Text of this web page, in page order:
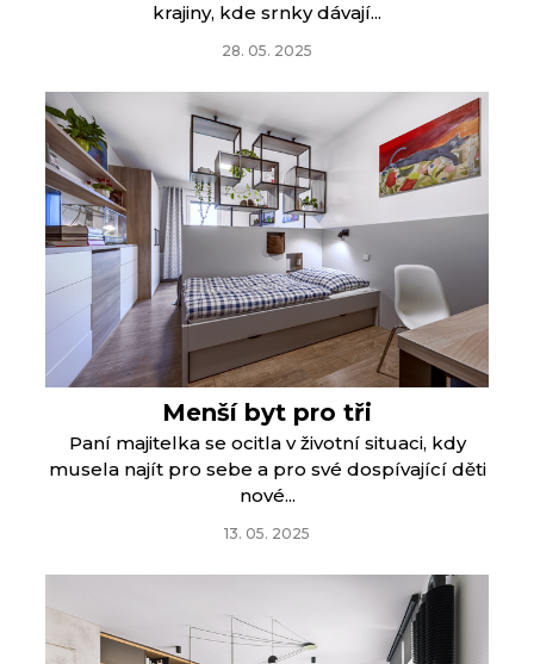
krajiny, kde srnky dávají...
28. 05. 2025
Menší byt pro tři
Paní majitelka se ocitla v životní situaci, kdy
musela najít pro sebe a pro své dospívající děti
nové...
13. 05. 2025